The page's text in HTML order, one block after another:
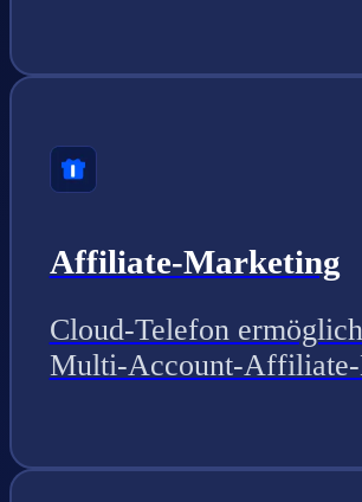
Affiliate-Marketing
Cloud-Telefon
Multi-Account-